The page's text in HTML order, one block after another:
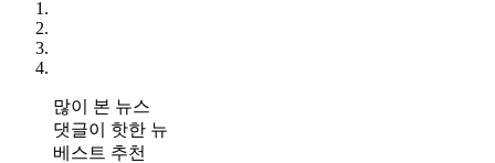
많이 본 뉴스
댓글이 핫한 뉴
베스트 추천